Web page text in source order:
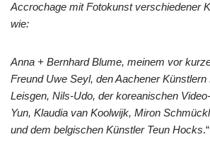
Accrochage mit Fotokunst verschiedener
wie:
Anna + Bernhard Blume, meinem vor
Freund Uwe Seyl, den Aachener
Leisgen, Nils-Udo, der koreanischen
Yun, Klaudia van Koolwijk, Miron
und dem belgischen Künstler Teun Hocks.“